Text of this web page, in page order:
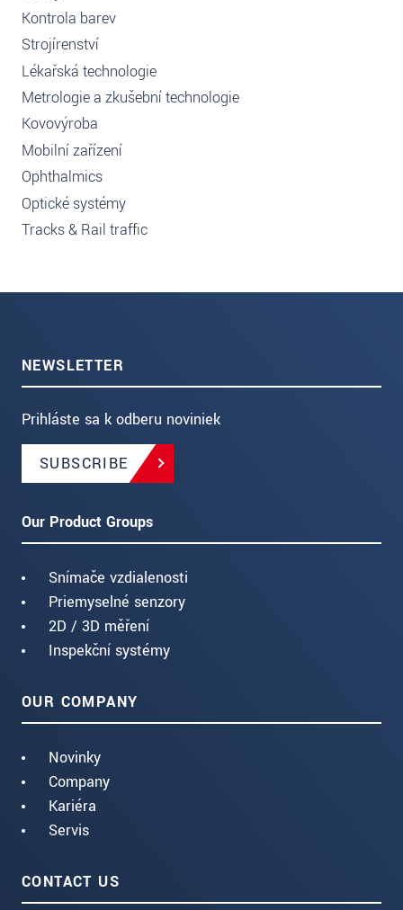
Kontrola barev
Strojírenství
Lékařská technologie
Metrologie a zkušební technologie
Kovovýroba
Mobilní zařízení
Ophthalmics
Optické systémy
Tracks & Rail traffic
NEWSLETTER
Prihláste sa k odberu noviniek
SUBSCRIBE
Our Product Groups
Snímače vzdialenosti
Priemyselné senzory
2D / 3D měření
Inspekční systémy
OUR COMPANY
Novinky
Company
Kariéra
Servis
CONTACT US